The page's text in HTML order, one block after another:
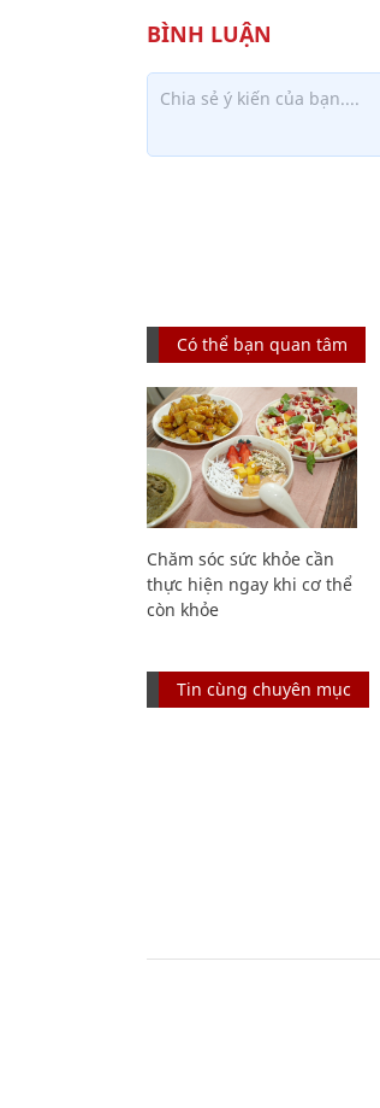
Có thể bạn quan tâm
Chăm sóc sức khỏe cần
thực hiện ngay khi cơ thể
còn khỏe
Tin cùng chuyên mục